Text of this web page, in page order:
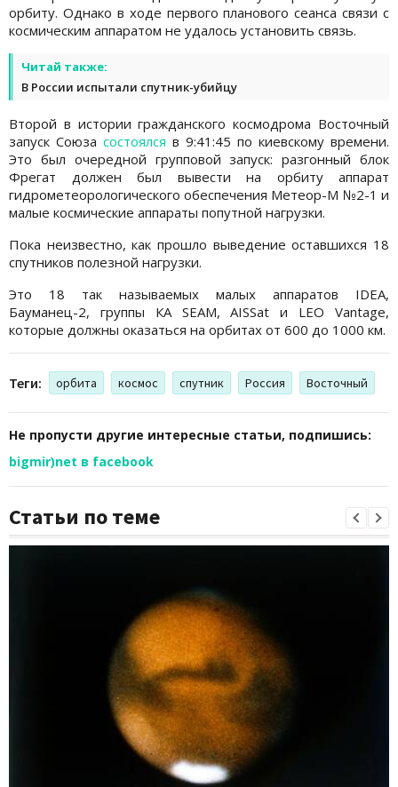
орбиту. Однако в ходе первого планового сеанса связи с
космическим аппаратом не удалось установить связь.
Читай также:
В России испытали спутник-убийцу
Второй в истории гражданского космодрома Восточный
запуск Союза состоялся в 9:41:45 по киевскому времени.
Это был очередной групповой запуск: разгонный блок
Фрегат должен был вывести на орбиту аппарат
гидрометеорологического обеспечения Метеор-М №2-1 и
малые космические аппараты попутной нагрузки.
Пока неизвестно, как прошло выведение оставшихся 18
спутников полезной нагрузки.
Это 18 так называемых малых аппаратов IDEA,
Бауманец-2, группы КА SEAM, AISSat и LEO Vantage,
которые должны оказаться на орбитах от 600 до 1000 км.
Теги: орбита космос спутник Россия Восточный
Не пропусти другие интересные статьи, подпишись:
bigmir)net в facebook
Статьи по теме